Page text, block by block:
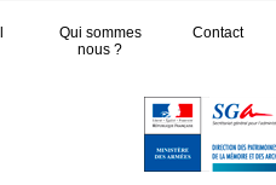
Qui sommes
nous ?
Contact